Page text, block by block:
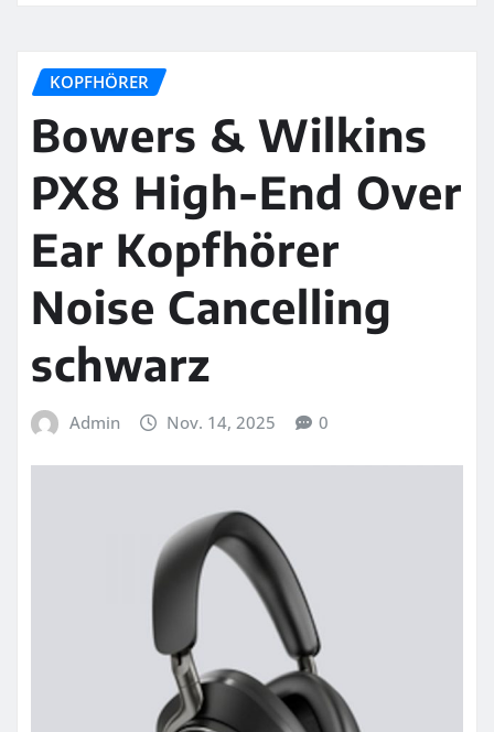
KOPFHÖRER
Bowers & Wilkins
PX8 High-End Over
Ear Kopfhörer
Noise Cancelling
schwarz
Admin Nov. 14, 2025 0